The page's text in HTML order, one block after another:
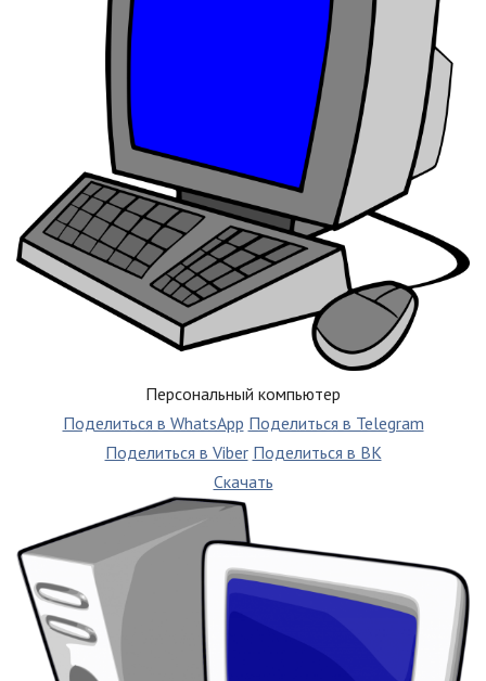
Персональный компьютер
Поделиться в WhatsApp Поделиться в Telegram
Поделиться в Viber Поделиться в ВК
Скачать